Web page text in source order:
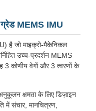
ग्रेड MEMS IMU
है जो माइक्रो-मैकेनिकल
उच्च-प्रदर्शन MEMS
3 कोणीय वेगों और 3 त्वरणों के
क्षमता के लिए डिज़ाइन
में संचार, मानचित्रण,